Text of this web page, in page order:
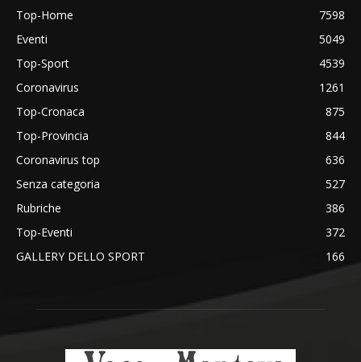
Top-Home
7598
Eventi
5049
Top-Sport
4539
Coronavirus
1261
Top-Cronaca
875
Top-Provincia
844
Coronavirus top
636
Senza categoria
527
Rubriche
386
Top-Eventi
372
GALLERY DELLO SPORT
166